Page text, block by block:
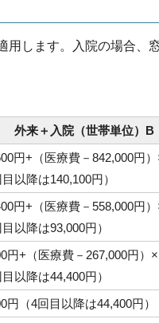
用します。入院の場合、
外来＋入院（世帯単位）B
円+（医療費－842,000円
目以降は140,100円）
円+（医療費－558,000円
目以降は93,000円）
円+（医療費－267,000円）
目以降は44,400円）
円（4回目以降は44,400円）